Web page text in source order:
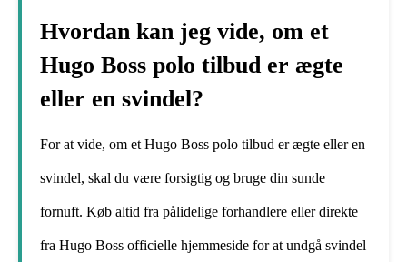
Hvordan kan jeg vide, om et
Hugo Boss polo tilbud er ægte
eller en svindel?
For at vide, om et Hugo Boss polo tilbud er ægte eller en
svindel, skal du være forsigtig og bruge din sunde
fornuft. Køb altid fra pålidelige forhandlere eller direkte
fra Hugo Boss officielle hjemmeside for at undgå svindel